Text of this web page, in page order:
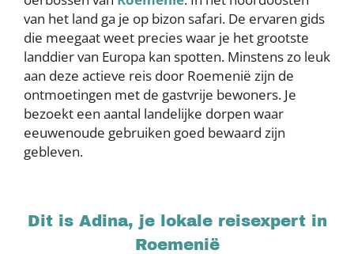
van het land ga je op bizon safari. De ervaren gids
die meegaat weet precies waar je het grootste
landdier van Europa kan spotten. Minstens zo leuk
aan deze actieve reis door Roemenië zijn de
ontmoetingen met de gastvrije bewoners. Je
bezoekt een aantal landelijke dorpen waar
eeuwenoude gebruiken goed bewaard zijn
gebleven.
Dit is Adina, je lokale reisexpert in
Roemenië